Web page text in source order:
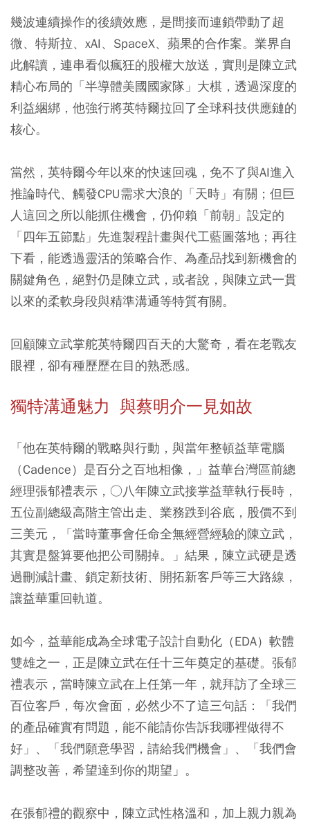
幾波連續操作的後續效應，是間接而連鎖帶動了超
微、特斯拉、xAI、SpaceX、蘋果的合作案。業界自
此解讀，連串看似瘋狂的股權大放送，實則是陳立武
精心布局的「半導體美國國家隊」大棋，透過深度的
利益綑綁，他強行將英特爾拉回了全球科技供應鏈的
核心。
當然，英特爾今年以來的快速回魂，免不了與AI進入
推論時代、觸發CPU需求大浪的「天時」有關；但巨
人這回之所以能抓住機會，仍仰賴「前朝」設定的
「四年五節點」先進製程計畫與代工藍圖落地；再往
下看，能透過靈活的策略合作、為產品找到新機會的
關鍵角色，絕對仍是陳立武，或者說，與陳立武一貫
以來的柔軟身段與精準溝通等特質有關。
回顧陳立武掌舵英特爾四百天的大驚奇，看在老戰友
眼裡，卻有種歷歷在目的熟悉感。
獨特溝通魅力 與蔡明介一見如故
「他在英特爾的戰略與行動，與當年整頓益華電腦
（Cadence）是百分之百地相像，」益華台灣區前總
經理張郁禮表示，○八年陳立武接掌益華執行長時，
五位副總級高階主管出走、業務跌到谷底，股價不到
三美元，「當時董事會任命全無經營經驗的陳立武，
其實是盤算要他把公司關掉。」結果，陳立武硬是透
過刪減計畫、鎖定新技術、開拓新客戶等三大路線，
讓益華重回軌道。
如今，益華能成為全球電子設計自動化（EDA）軟體
雙雄之一，正是陳立武在任十三年奠定的基礎。張郁
禮表示，當時陳立武在上任第一年，就拜訪了全球三
百位客戶，每次會面，必然少不了這三句話：「我們
的產品確實有問題，能不能請你告訴我哪裡做得不
好」、「我們願意學習，請給我們機會」、「我們會
調整改善，希望達到你的期望」。
在張郁禮的觀察中，陳立武性格溫和，加上親力親為